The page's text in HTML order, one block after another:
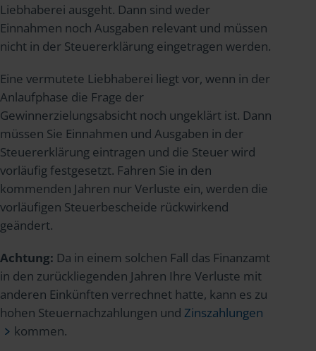
Liebhaberei ausgeht. Dann sind weder
Einnahmen noch Ausgaben relevant und müssen
nicht in der Steuererklärung eingetragen werden.
Eine vermutete Liebhaberei liegt vor, wenn in der
Anlaufphase die Frage der
Gewinnerzielungsabsicht noch ungeklärt ist. Dann
müssen Sie Einnahmen und Ausgaben in der
Steuererklärung eintragen und die Steuer wird
vorläufig festgesetzt. Fahren Sie in den
kommenden Jahren nur Verluste ein, werden die
vorläufigen Steuerbescheide rückwirkend
geändert.
Achtung: Da in einem solchen Fall das Finanzamt
in den zurückliegenden Jahren Ihre Verluste mit
anderen Einkünften verrechnet hatte, kann es zu
hohen Steuernachzahlungen und Zinszahlungen
kommen.